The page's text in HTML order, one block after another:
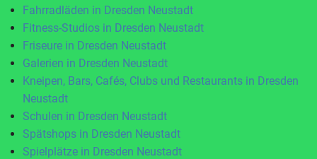
Fahrradläden in Dresden Neustadt
Fitness-Studios in Dresden Neustadt
Friseure in Dresden Neustadt
Galerien in Dresden Neustadt
Kneipen, Bars, Cafés, Clubs und Restaurants in Dresden
Neustadt
Schulen in Dresden Neustadt
Spätshops in Dresden Neustadt
Spielplätze in Dresden Neustadt